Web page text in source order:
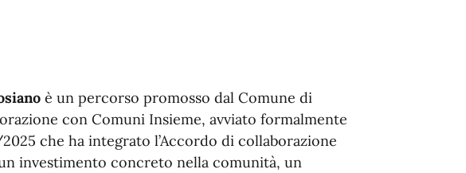
è un percorso promosso dal Comune di
con Comuni Insieme, avviato formalmente
che ha integrato l’Accordo di collaborazione
investimento concreto nella comunità, un